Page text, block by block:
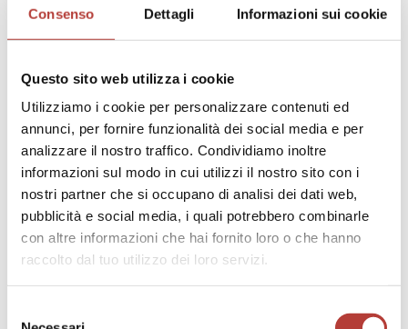
Consenso Dettagli Informazioni sui cookie
Questo sito web utilizza i cookie
Utilizziamo i cookie per personalizzare contenuti ed
annunci, per fornire funzionalità dei social media e per
analizzare il nostro traffico. Condividiamo inoltre
informazioni sul modo in cui utilizzi il nostro sito con i
nostri partner che si occupano di analisi dei dati web,
pubblicità e social media, i quali potrebbero combinarle
con altre informazioni che hai fornito loro o che hanno
raccolto dal tuo utilizzo dei loro servizi.
quasi una sovrapposizione nell’immaginario di
1904. Hofmannsthal realizza infatti
francese in prosa del testo e chiama Gordon
Craig per la realizzazione delle scene e dei
costumi. Il drammaturgo, oltre che cultore
della danza, è un grande estimatore di Duse
nonché attento osservatore della sua
gestualità. [20]